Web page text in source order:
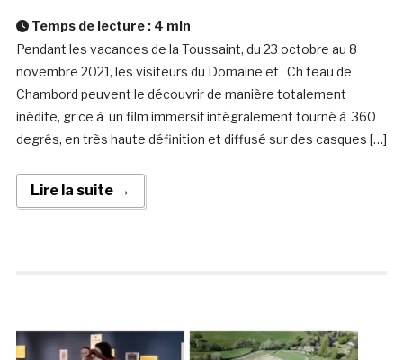
Temps de lecture : 4 min
Pendant les vacances de la Toussaint, du 23 octobre au 8
novembre 2021, les visiteurs du Domaine et Ch teau de
Chambord peuvent le découvrir de manière totalement
inédite, gr ce à un film immersif intégralement tourné à 360
degrés, en très haute définition et diffusé sur des casques […]
Lire la suite →